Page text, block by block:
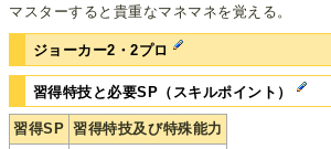
マスターすると貴重なマネマネを覚える。
ジョーカー2・2プロ
習得特技と必要SP（スキルポイント）
習得SP 習得特技及び特殊能力